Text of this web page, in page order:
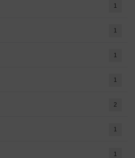
1
1
1
1
2
1
1